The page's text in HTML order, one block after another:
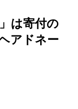
は寄付の
アドネー